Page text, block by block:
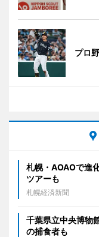
プロ
札幌・AOAOで進
ツアーも
札幌経済新聞
千葉県立中央博物
の捕食者も